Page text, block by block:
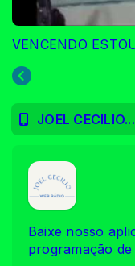
JOEL
Baixe nosso
programação